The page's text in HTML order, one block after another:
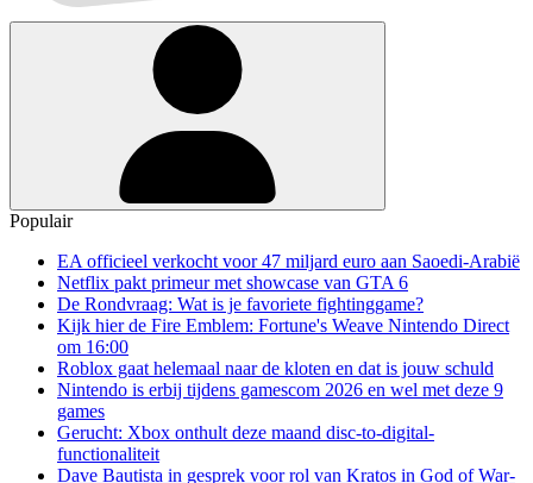
Populair
EA officieel verkocht voor 47 miljard euro aan Saoedi-Arabië
Netflix pakt primeur met showcase van GTA 6
De Rondvraag: Wat is je favoriete fightinggame?
Kijk hier de Fire Emblem: Fortune's Weave Nintendo Direct
om 16:00
Roblox gaat helemaal naar de kloten en dat is jouw schuld
Nintendo is erbij tijdens gamescom 2026 en wel met deze 9
games
Gerucht: Xbox onthult deze maand disc-to-digital-
functionaliteit
Dave Bautista in gesprek voor rol van Kratos in God of War-